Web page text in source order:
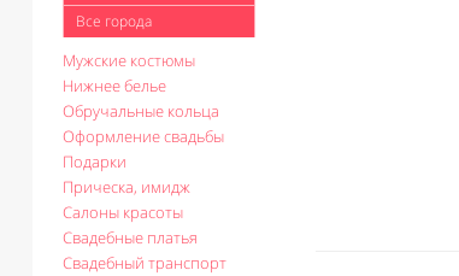
Все города
Мужские костюмы
Нижнее белье
Обручальные кольца
Оформление свадьбы
Подарки
Прическа, имидж
Салоны красоты
Свадебные платья
Свадебный транспорт